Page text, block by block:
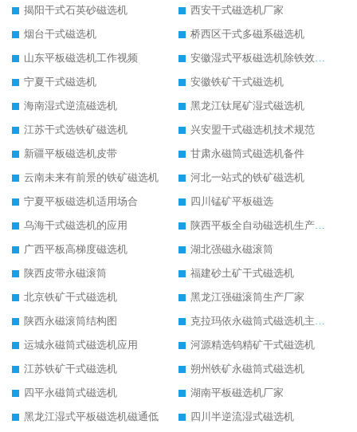
揭阳干式石英砂磁选机
西安干式磁选机厂家
烟台干式磁选机
桥西区干式多磁系磁选机
山东平板磁选机工作视频
安徽湿式平板磁选机除铁效果怎么样
宁夏干式磁选机
安徽铁矿干式磁选机
海南湿式逆流磁选机
黑龙江钛尾矿湿式磁选机
江苏干式选铁矿磁选机
兴安盟干式磁选机技术规范
新疆平板磁选机皮带
甘肃永磁筒式磁选机备件
云南未来有前景的铁矿磁选机
河北一站式的铁矿磁选机
宁夏平板磁选机适用场合
四川锰矿平板磁选
乌海干式磁选机的应用
陕西平板全自动磁选机生产厂家
广西平板高梯度磁选机
湖北强磁永磁滚筒
陕西皮带永磁滚筒
福建砂土矿干式磁选机
北京铁矿干式磁选机
黑龙江强磁滚筒生产厂家
陕西永磁滚筒结构图
克拉玛依永磁筒式磁选机主要技术参数
运城永磁筒式磁选机应用
河源精选钨精矿干式磁选机
江苏铁矿干式磁选机
朔州铁矿永磁筒式磁选机
四平永磁筒式磁选机
湖南平板磁选机厂家
黑龙江湿式平板磁选机磁通低
四川半逆流湿式磁选机